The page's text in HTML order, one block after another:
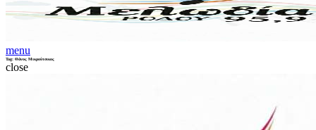
menu
Tag: Θάνος Μικρούτσικος
close